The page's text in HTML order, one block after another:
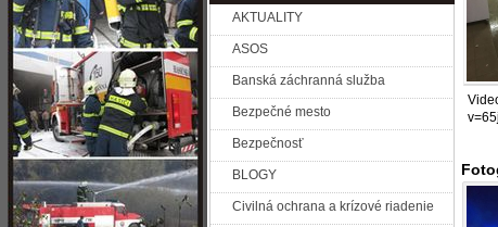
AKTUALITY
ASOS
Banská záchranná služba
Bezpečné mesto
Bezpečnosť
BLOGY
Civilná ochrana a krízové riadenie